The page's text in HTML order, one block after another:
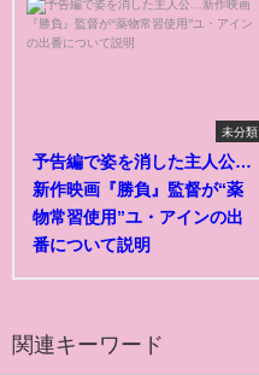
未分類
予告編で姿を消した主人公…
新作映画『勝負』監督が“薬
物常習使用”ユ・アインの出
番について説明
関連キーワード